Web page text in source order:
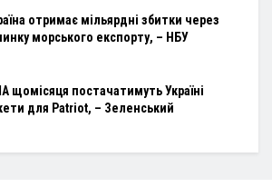
отримає мільярдні збитки через
морського експорту, – НБУ
щомісяця постачатимуть Україні
для Patriot, – Зеленський